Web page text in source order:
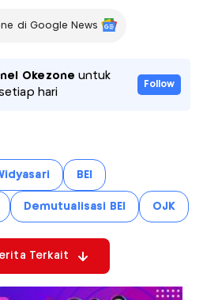
di Google News
Okezone untuk
hari
Follow
BEI
Demutualisasi BEI OJK
Terkait